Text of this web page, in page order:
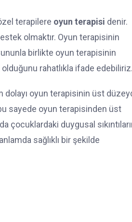
terapilere oyun terapisi denir.
olmaktır. Oyun terapisinin
birlikte oyun terapisinin
rahatlıkla ifade edebiliriz.
dolayı oyun terapisinin üst
sayede oyun terapisinden üst
duygusal
sağlıklı bir şekilde